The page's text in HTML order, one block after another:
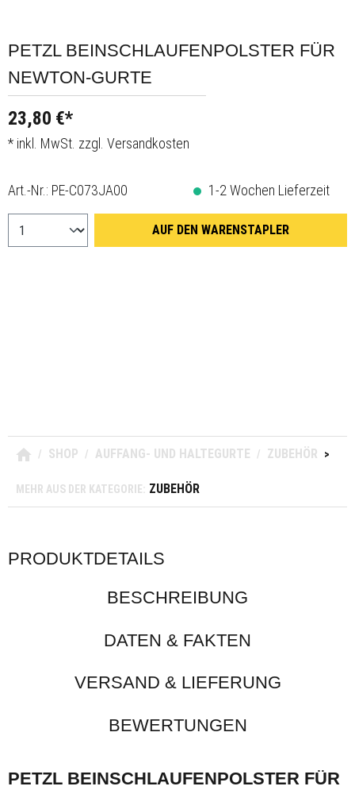
PETZL BEINSCHLAUFENPOLSTER FÜR
NEWTON-GURTE
23,80 €*
* inkl. MwSt. zzgl. Versandkosten
Art.-Nr.: PE-C073JA00 1-2 Wochen Lieferzeit
AUF DEN WARENSTAPLER
/ SHOP / AUFFANG- UND HALTEGURTE / ZUBEHÖR >
MEHR AUS DER KATEGORIE: ZUBEHÖR
PRODUKTDETAILS
BESCHREIBUNG
DATEN & FAKTEN
VERSAND & LIEFERUNG
BEWERTUNGEN
PETZL BEINSCHLAUFENPOLSTER FÜR